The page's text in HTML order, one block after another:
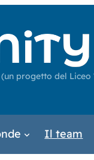
(un progetto del Liceo
Il team